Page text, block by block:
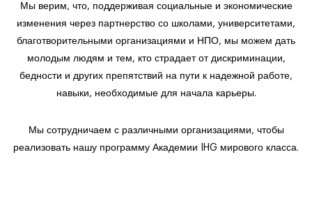
Мы верим, что, поддерживая социальные и экономические
изменения через партнерство со школами, университетами,
благотворительными организациями и НПО, мы можем дать
молодым людям и тем, кто страдает от дискриминации,
бедности и других препятствий на пути к надежной работе,
навыки, необходимые для начала карьеры.
Мы сотрудничаем с различными организациями, чтобы
реализовать нашу программу Академии IHG мирового класса.